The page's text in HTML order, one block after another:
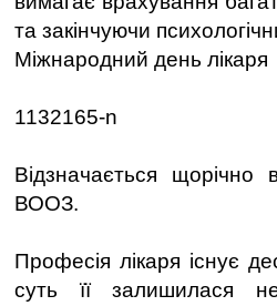
та закінчуючи
Міжнародний день лікаря
1132165-n
Відзначається щорічно
ВООЗ.
Професія лікаря існує
суть її залишилася